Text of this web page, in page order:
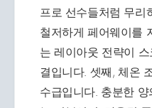
프로 선수들처럼 무리
철저하게 페어웨이를
는 레이아웃 전략이
결입니다. 셋째, 체온
수급입니다. 충분한